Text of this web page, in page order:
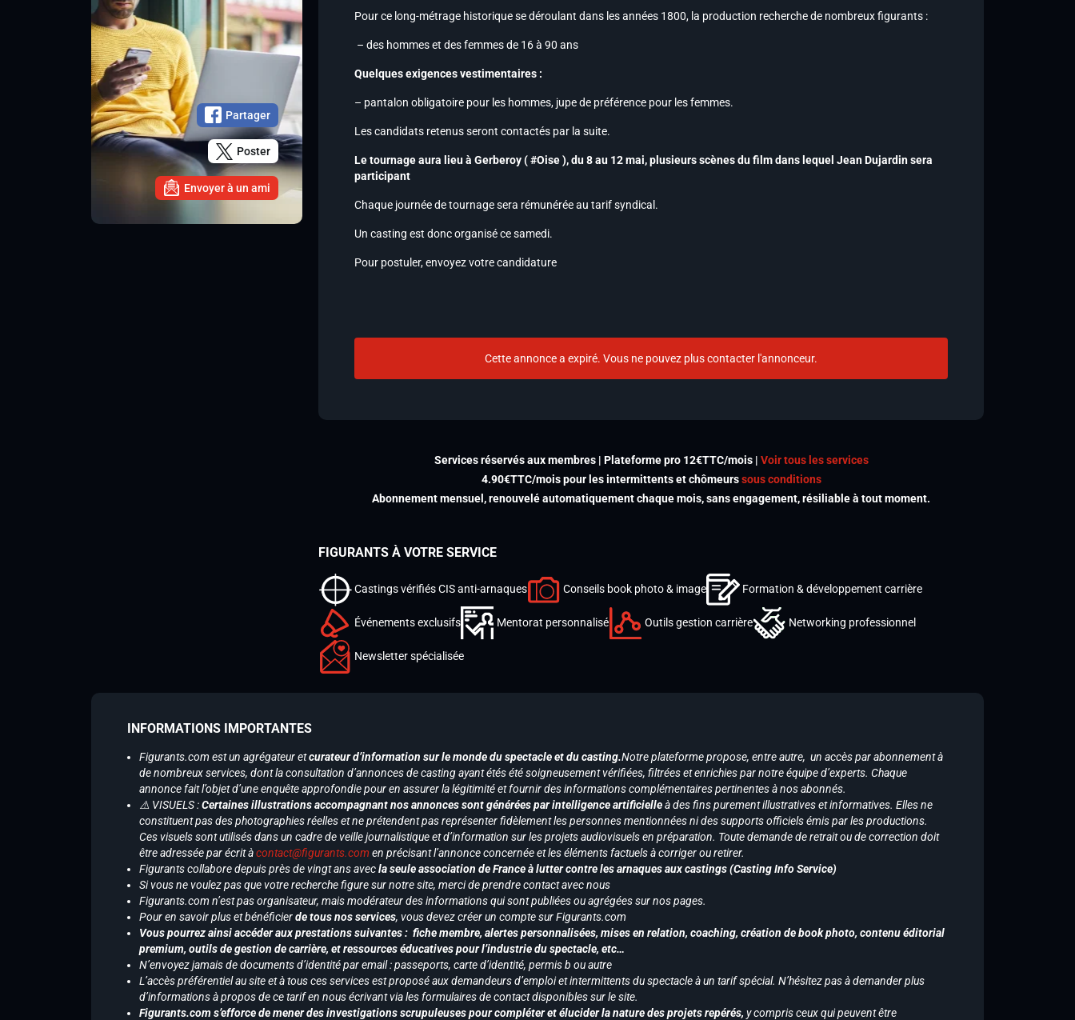
Partager
Poster
Envoyer à un ami
Pour ce long-métrage historique se déroulant dans les années 1800, la production recherche de nombreux figurants :
– des hommes et des femmes de 16 à 90 ans
Quelques exigences vestimentaires :
– pantalon obligatoire pour les hommes, jupe de préférence pour les femmes.
Les candidats retenus seront contactés par la suite.
Le tournage aura lieu à Gerberoy ( #Oise ), du 8 au 12 mai, plusieurs scènes du film dans lequel Jean Dujardin sera
participant
Chaque journée de tournage sera rémunérée au tarif syndical.
Un casting est donc organisé ce samedi.
Pour postuler, envoyez votre candidature
Cette annonce a expiré. Vous ne pouvez plus contacter l'annonceur.
Services réservés aux membres | Plateforme pro 12€TTC/mois | Voir tous les services
4.90€TTC/mois pour les intermittents et chômeurssous conditions
Abonnement mensuel, renouvelé automatiquement chaque mois, sans engagement, résiliable à tout moment.
FIGURANTS À VOTRE SERVICE
Castings vérifiés CIS anti-arnaques Conseils book photo & image Formation & développement carrière
Événements exclusifs Mentorat personnalisé Outils gestion carrière Networking professionnel
Newsletter spécialisée
INFORMATIONS IMPORTANTES
Figurants.com est un agrégateur etcurateur d’information sur le monde du spectacle et du casting.Notre plateforme propose, entre autre, un accès par abonnement à
de nombreux services, dont la consultation d’annonces de casting ayant étés été soigneusement vérifiées, filtrées et enrichies par notre équipe d’experts. Chaque
annonce fait l’objet d’une enquête approfondie pour en assurer la légitimité et fournir des informations complémentaires pertinentes à nos abonnés.
⚠️ VISUELS :Certaines illustrations accompagnant nos annonces sont générées par intelligence artificielleà des fins purement illustratives et informatives. Elles ne
constituent pas des photographies réelles et ne prétendent pas représenter fidèlement les personnes mentionnées ni des supports officiels émis par les productions.
Ces visuels sont utilisés dans un cadre de veille journalistique et d’information sur les projets audiovisuels en préparation. Toute demande de retrait ou de correction doit
être adressée par écrit àcontact@figurants.com en précisant l’annonce concernée et les éléments factuels à corriger ou retirer.
Figurants collabore depuis près de vingt ans avecla seule association de France à lutter contre les arnaques aux castings (Casting Info Service)
Si vous ne voulez pas que votre recherche figure sur notre site, merci de prendre contact avec nous
Figurants.com n’est pas organisateur, mais modérateur des informations qui sont publiées ou agrégées sur nos pages.
Pour en savoir plus et bénéficierde tous nos services, vous devez créer un compte sur Figurants.com
Vous pourrez ainsi accéder aux prestations suivantes : fiche membre, alertes personnalisées, mises en relation, coaching, création de book photo, contenu éditorial
premium, outils de gestion de carrière, et ressources éducatives pour l’industrie du spectacle, etc…
N’envoyez jamais de documents d’identité par email : passeports, carte d’identité, permis b ou autre
L’accès préférentiel au site et à tous ces services est proposé aux demandeurs d’emploi et intermittents du spectacle à un tarif spécial. N’hésitez pas à demander plus
d’informations à propos de ce tarif en nous écrivant via les formulaires de contact disponibles sur le site.
Figurants.com s’efforce de mener des investigations scrupuleuses pour compléter et élucider la nature des projets repérés, y compris ceux qui peuvent être